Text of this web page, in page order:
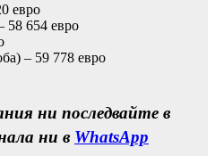
евро
58 654 евро
– 59 778 евро
ни последвайте в
ни в WhatsApp